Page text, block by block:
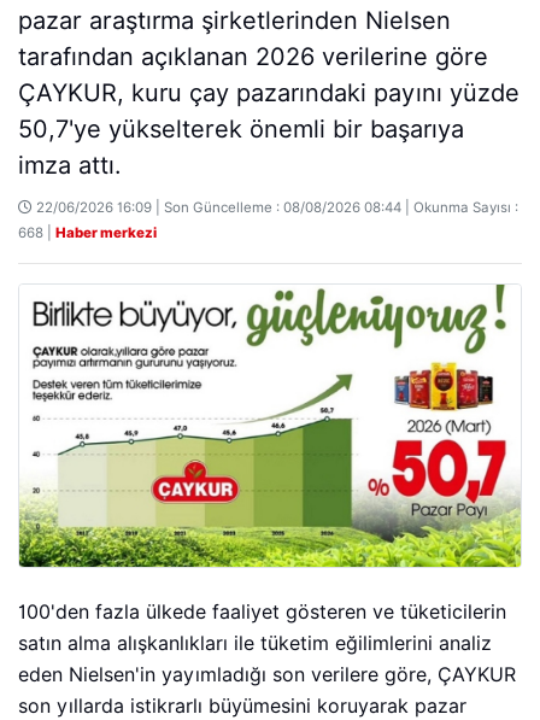
pazar araştırma şirketlerinden Nielsen
tarafından açıklanan 2026 verilerine göre
ÇAYKUR, kuru çay pazarındaki payını yüzde
50,7'ye yükselterek önemli bir başarıya
imza attı.
22/06/2026 16:09 | Son Güncelleme : 08/08/2026 08:44 | Okunma Sayısı :
668 | Haber merkezi
100'den fazla ülkede faaliyet gösteren ve tüketicilerin
satın alma alışkanlıkları ile tüketim eğilimlerini analiz
eden Nielsen'in yayımladığı son verilere göre, ÇAYKUR
son yıllarda istikrarlı büyümesini koruyarak pazar